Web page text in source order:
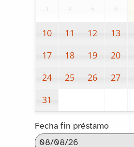
3 4 5 6
10
11 12 13
17
18 19 20
24
25 26 27
31
Fecha fin préstamo